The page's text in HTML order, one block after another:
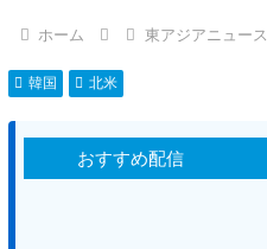
ホーム 東アジアニュース
韓国 北米
おすすめ配信